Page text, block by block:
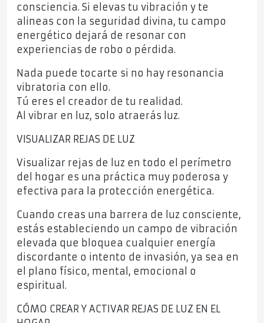
consciencia. Si elevas tu vibración y te
alineas con la seguridad divina, tu campo
energético dejará de resonar con
experiencias de robo o pérdida.
Nada puede tocarte si no hay resonancia
vibratoria con ello.
Tú eres el creador de tu realidad.
Al vibrar en luz, solo atraerás luz.
VISUALIZAR REJAS DE LUZ
Visualizar rejas de luz en todo el perímetro
del hogar es una práctica muy poderosa y
efectiva para la protección energética.
Cuando creas una barrera de luz consciente,
estás estableciendo un campo de vibración
elevada que bloquea cualquier energía
discordante o intento de invasión, ya sea en
el plano físico, mental, emocional o
espiritual.
CÓMO CREAR Y ACTIVAR REJAS DE LUZ EN EL